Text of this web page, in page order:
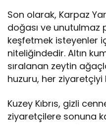
Son olarak, Karpaz
doğası ve unutulmaz
keşfetmek isteyenler
niteliğindedir. Altın
sıralanan zeytin
huzuru, her ziyaretçiyi
Kuzey Kıbrıs, gizli
ziyaretçilere sonuna